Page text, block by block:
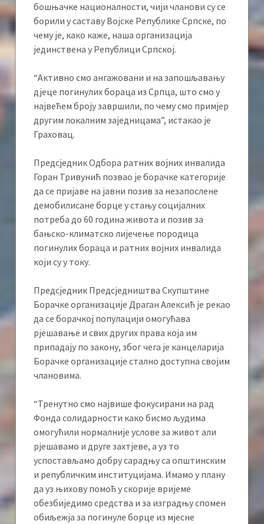
бошњачке националности, чији чланови су се
борили у саставу Војске Републике Српске, по
чему је, како каже, наша организација
јединствена у Републици Српској.
“Активно смо ангажовани и на запошљавању
дјеце погинулих бораца из Српца, што смо у
највећем броју завршили, по чему смо примјер
другим локалним заједницама”, истакао је
Граховац.
Предсједник Одбора ратних војних инвалида
Горан Тривунић позвао је борачке категорије
да се пријаве на јавни позив за незапослене
демобилисане борце у стању социјалних
потреба до 60 година живота и позив за
бањско-климатско лијечење породица
погинулих бораца и ратних војних инвалида
који су у току.
Предсједник Предсједништва Скупштине
Борачке организације Драган Алексић је рекао
да се борачкој популацији омогућава
рјешавање и свих других права која им
припадају по закону, због чега је канцеларија
Борачке организације стално доступна својим
члановима.
“Тренутно смо највише фокусирани на рад
Фонда солидарности како бисмо људима
омогућили нормалније услове за живот али
рјешавамо и друге захтјеве, а уз то
успостављамо добру сарадњу са општинским
и републичким институцијама. Имамо у плану
да уз њихову помоћ у скорије вријеме
обезбиједимо средства и за изградњу спомен
обиљежја за погинуле борце из мјесне